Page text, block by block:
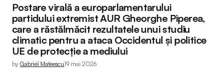
Postare virală a europarlamentarului
partidului extremist AUR Gheorghe Piperea,
care a răstălmăcit rezultatele unui studiu
climatic pentru a ataca Occidentul și politice
UE de protecție a mediului
by Gabriel Mateescu19 mai 2026